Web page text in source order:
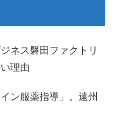
ネス磐田ファクトリ
理由
ン服薬指導」。遠州